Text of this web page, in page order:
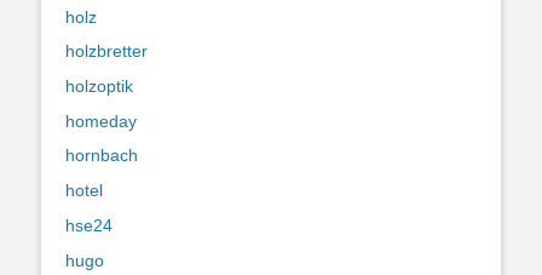
holz
holzbretter
holzoptik
homeday
hornbach
hotel
hse24
hugo